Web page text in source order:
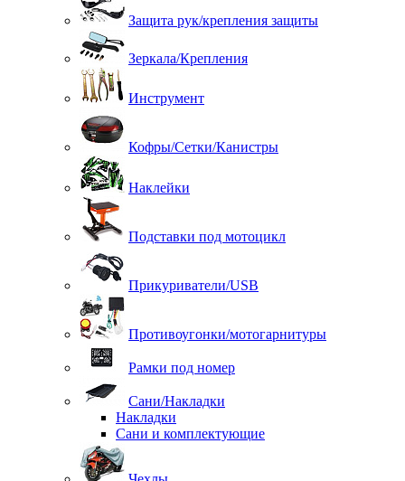
Защита рук/крепления защиты
Зеркала/Крепления
Инструмент
Кофры/Сетки/Канистры
Наклейки
Подставки под мотоцикл
Прикуриватели/USB
Противоугонки/мотогарнитуры
Рамки под номер
Сани/Накладки
Накладки
Сани и комплектующие